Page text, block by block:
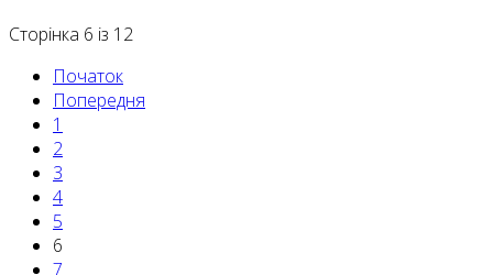
Сторінка 6 із 12
Початок
Попередня
1
2
3
4
5
6
7